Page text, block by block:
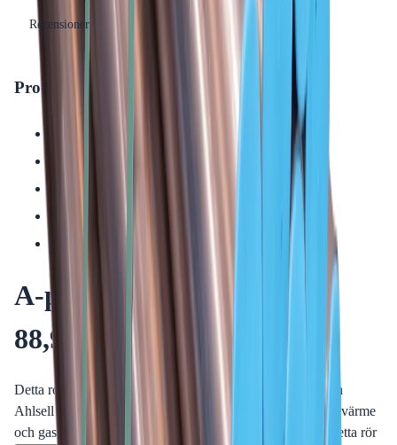
Recensioner
Produkthöjdpunkter
Tryckklass: Klarar upp till 16 bar
A-press Rostfritt Rör 316L
88,9x2,0 6m
Detta rostfria rör är en del av produktgruppen Svetsrör från
Ahlsell Sverige AB, designat för användning inom vatten, värme
och gasapplikationer. Med hög kvalitet och hållbarhet är detta rör